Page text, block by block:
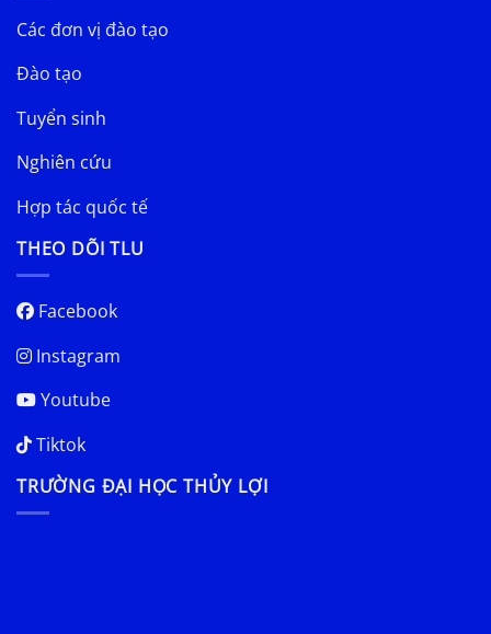
Các đơn vị đào tạo
Đào tạo
Tuyển sinh
Nghiên cứu
Hợp tác quốc tế
THEO DÕI TLU
Facebook
Instagram
Youtube
Tiktok
TRƯỜNG ĐẠI HỌC THỦY LỢI